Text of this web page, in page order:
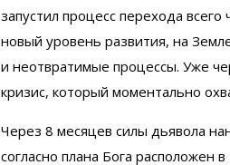
запустил процесс перехода всего
новый уровень развития, на
и неотвратимые процессы. Уже
кризис, который моментально
Через 8 месяцев силы дьявола
согласно плана Бога расположен